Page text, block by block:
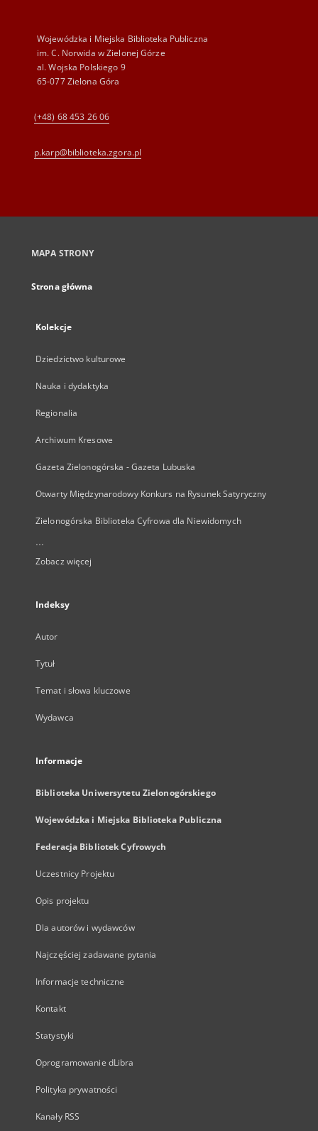
Wojewódzka i Miejska Biblioteka Publiczna
im. C. Norwida w Zielonej Górze
al. Wojska Polskiego 9
65-077 Zielona Góra
(+48) 68 453 26 06
p.karp@biblioteka.zgora.pl
MAPA STRONY
Strona główna
Kolekcje
Dziedzictwo kulturowe
Nauka i dydaktyka
Regionalia
Archiwum Kresowe
Gazeta Zielonogórska - Gazeta Lubuska
Otwarty Międzynarodowy Konkurs na Rysunek Satyryczny
Zielonogórska Biblioteka Cyfrowa dla Niewidomych
...
Zobacz więcej
Indeksy
Autor
Tytuł
Temat i słowa kluczowe
Wydawca
Informacje
Biblioteka Uniwersytetu Zielonogórskiego
Wojewódzka i Miejska Biblioteka Publiczna
Federacja Bibliotek Cyfrowych
Uczestnicy Projektu
Opis projektu
Dla autorów i wydawców
Najczęściej zadawane pytania
Informacje techniczne
Kontakt
Statystyki
Oprogramowanie dLibra
Polityka prywatności
Kanały RSS